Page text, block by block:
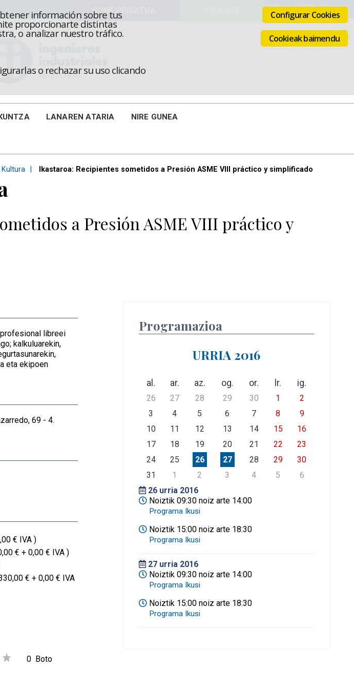
información sobre tus
proporcionarte distintas
o analizar nuestro tráfico.
o rechazar su uso clicando
Configurar Cookies
Cookieak baimendu
LANAREN ATARIA NIRE GUNEA
Ikastaroa: Recipientes sometidos a Presión ASME VIII práctico y simplificado
a Presión ASME VIII práctico y
libreei
kalkuluarekin,
eta ekipoen
69 - 4.
Programazioa
URRIA 2016
al. ar. az. og. or. lr. ig.
26 27 28 29 30 1
2
3
4 5 6 7 8
9
10
11 12 13 14 15
16
17
18 19 20 21 22
23
24
25 26 27 28 29
30
31
1 2 3 4 5
6
26 urria 2016
Noiztik 09:30 noiz arte 14:00
Noiztik 15:00 noiz arte 18:30
27 urria 2016
Noiztik 09:30 noiz arte 14:00
Noiztik 15:00 noiz arte 18:30
€ IVA )
€ + 0,00 € IVA )
€ + 0,00 € IVA
0 Boto